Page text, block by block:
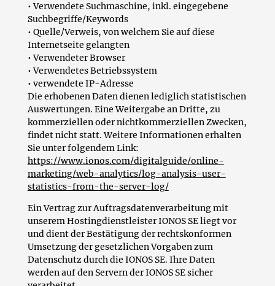
• Verwendete Suchmaschine, inkl. eingegebene
Suchbegriffe/Keywords
• Quelle/Verweis, von welchem Sie auf diese
Internetseite gelangten
• Verwendeter Browser
• Verwendetes Betriebssystem
• verwendete IP-Adresse
Die erhobenen Daten dienen lediglich statistischen
Auswertungen. Eine Weitergabe an Dritte, zu
kommerziellen oder nichtkommerziellen Zwecken,
findet nicht statt. Weitere Informationen erhalten
Sie unter folgendem Link:
https://www.ionos.com/digitalguide/online-
marketing/web-analytics/log-analysis-user-
statistics-from-the-server-log/
Ein Vertrag zur Auftragsdatenverarbeitung mit
unserem Hostingdienstleister IONOS SE liegt vor
und dient der Bestätigung der rechtskonformen
Umsetzung der gesetzlichen Vorgaben zum
Datenschutz durch die IONOS SE. Ihre Daten
werden auf den Servern der IONOS SE sicher